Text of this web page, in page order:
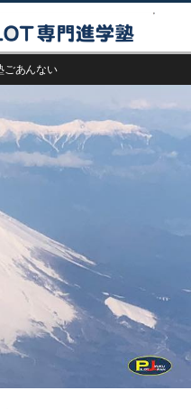
ごあんない